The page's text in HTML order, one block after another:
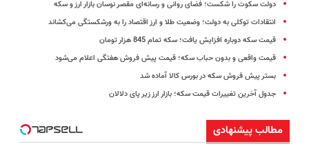
دولت سکوت را شکست؛ فضای روانی و رسانه‌ای مقصر نوسان بازار ارز و سکه
انتقادات توکلی به دولت؛‌ وضعیت طلا و ارز اقتصاد را به ورشکستگی می‌کشاند
قیمت سکه دوباره افزایش یافت؛ سکه تمام 845 هزار تومان
قیمت واقعی و بدون حباب سکه؛ قیمت پیش فروش هفتگی اعلام می‌شود
بستر پیش فروش سکه در بورس کالا آماده شد
جدول آخرین تغییرات قیمت سکه؛ بازار ارز زیر پای دلالان
مطالب پیشنهادی